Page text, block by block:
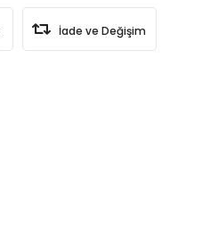
İade ve Değişim